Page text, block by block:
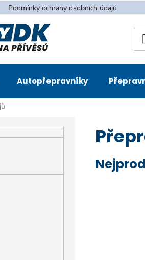
Podmínky ochrany osobních údajů
Autopřepravníky